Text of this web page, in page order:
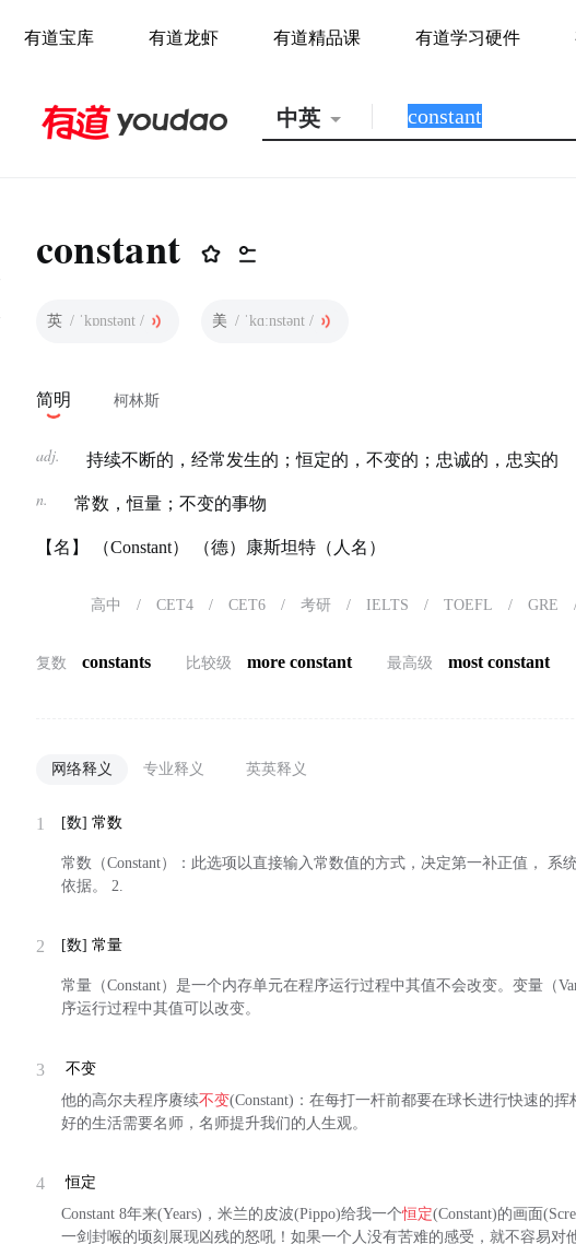
有道宝库 有道龙虾 有道精品课 有道学习硬件
中英
constant
英 / ˈkɒnstənt / 美 / ˈkɑːnstənt /
简明 柯林斯
adj. 持续不断的，经常发生的；恒定的，不变的；忠诚的，忠实的
n. 常数，恒量；不变的事物
【名】 （Constant） （德）康斯坦特（人名）
高中 / CET4 / CET6 / 考研 / IELTS / TOEFL / GRE
复数 constants 比较级 more constant 最高级 most constant
网络释义 专业释义 英英释义
1 [数] 常数
常数（Constant）：此选项以直接输入常数值的方式，决定第一补正值， 系
依据。 2.
2 [数] 常量
常量（Constant）是一个内存单元在程序运行过程中其值不会改变。变量（
序运行过程中其值可以改变。
3
不变
他的高尔夫程序赓续不变(Constant)：在每打一杆前都要在球长进行快速的挥
好的生活需要名师，名师提升我们的人生观。
4
恒定
Constant 8年来(Years)，米兰的皮波(Pippo)给我一个恒定(Constant)的画面
一剑封喉的顷刻展现凶残的怒吼！如果一个人没有苦难的感受，就不容易对